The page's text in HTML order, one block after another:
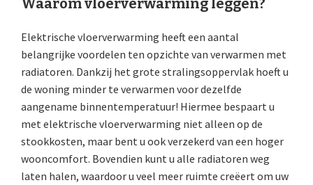
Elektrische vloerverwarming heeft een aantal
belangrijke voordelen ten opzichte van verwarmen met
radiatoren. Dankzij het grote stralingsoppervlak hoeft u
de woning minder te verwarmen voor dezelfde
aangename binnentemperatuur! Hiermee bespaart u
met elektrische vloerverwarming niet alleen op de
stookkosten, maar bent u ook verzekerd van een hoger
wooncomfort. Bovendien kunt u alle radiatoren weg
laten halen, waardoor u veel meer ruimte creëert om uw